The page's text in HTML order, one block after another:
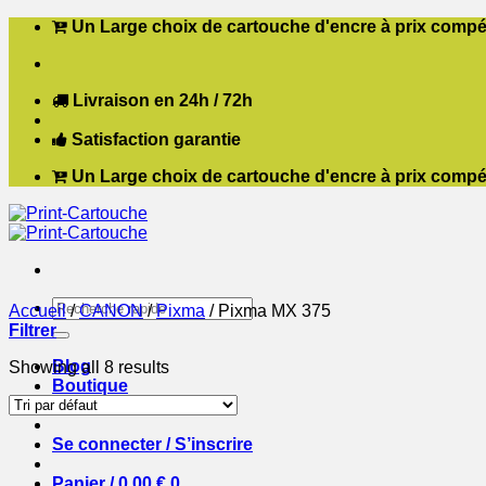
Passer
contenu
Un Large choix de cartouche d'encre à prix
Livraison en 24h / 72h
Satisfaction garantie
Un Large choix de cartouche d'encre à prix
Recherche
pour :
Blog
Boutique
Contact
Se connecter / S’inscrire
Accueil / CANON / Pixma /Pixma MX 375
Filtrer
Showing all 8 results